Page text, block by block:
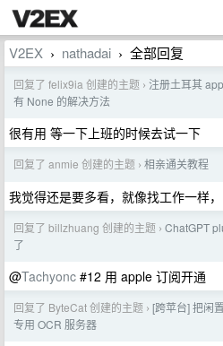
V2EX › nathadai › 全部回复
回复了 felix9ia 创建的主题 › 注册土耳其
有 None 的解决方法
很有用 等一下上班的时候去试一下
回复了 anmie 创建的主题 › 相亲通关教程
我觉得还是要多看，就像找工作一样
回复了 billzhuang 创建的主题 › ChatGPT
了
@Tachyonc #12 用 apple 订阅开通
回复了 ByteCat 创建的主题 › [跨苹台] 把闲
专用 OCR 服务器